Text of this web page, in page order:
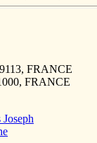
FRANCE
FRANCE